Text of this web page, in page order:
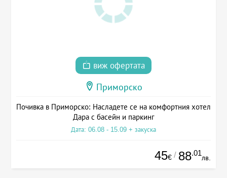
виж офертата
Приморско
Почивка в Приморско: Насладете се на комфортния хотел
Дара с басейн и паркинг
Дата: 06.08 - 15.09 + закуска
45€ / 88.01
лв.